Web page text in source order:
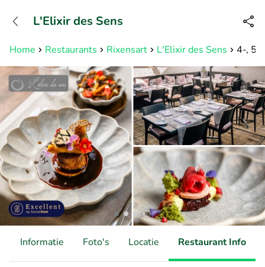
Bereikbaar tot 23:00 uur
Home Restaurants Rixensart L'Elixir des Sens 4-, 5-
L'Elixir des Sens
Informatie Foto's Locatie Restaurant Info